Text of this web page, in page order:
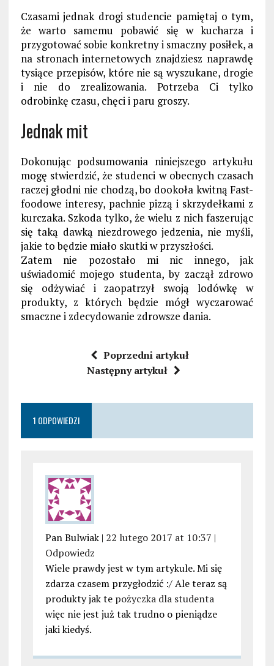
Czasami jednak drogi studencie pamiętaj o tym,
że warto samemu pobawić się w kucharza i
przygotować sobie konkretny i smaczny posiłek, a
na stronach internetowych znajdziesz naprawdę
tysiące przepisów, które nie są wyszukane, drogie
i nie do zrealizowania. Potrzeba Ci tylko
odrobinkę czasu, chęci i paru groszy.
Jednak mit
Dokonując podsumowania niniejszego artykułu
mogę stwierdzić, że studenci w obecnych czasach
raczej głodni nie chodzą, bo dookoła kwitną Fast-
foodowe interesy, pachnie pizzą i skrzydełkami z
kurczaka. Szkoda tylko, że wielu z nich faszerując
się taką dawką niezdrowego jedzenia, nie myśli,
jakie to będzie miało skutki w przyszłości.
Zatem nie pozostało mi nic innego, jak
uświadomić mojego studenta, by zaczął zdrowo
się odżywiać i zaopatrzył swoją lodówkę w
produkty, z których będzie mógł wyczarować
smaczne i zdecydowanie zdrowsze dania.
Poprzedni artykuł
Następny artykuł
1 ODPOWIEDZI
Pan Bulwiak | 22 lutego 2017 at 10:37 |
Odpowiedz
Wiele prawdy jest w tym artykule. Mi się
zdarza czasem przygłodzić :/ Ale teraz są
produkty jak te pożyczka dla studenta
więc nie jest już tak trudno o pieniądze
jaki kiedyś.